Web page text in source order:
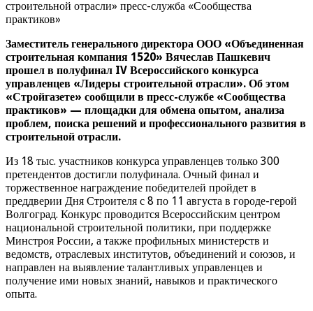
строительной отрасли» пресс-служба «Сообщества
практиков»
Заместитель генерального директора ООО «Объединенная
строительная компания 1520» Вячеслав Пашкевич
прошел в полуфинал IV Всероссийского конкурса
управленцев «Лидеры строительной отрасли». Об этом
«Стройгазете» сообщили в пресс-службе «Сообщества
практиков» — площадки для обмена опытом, анализа
проблем, поиска решений и профессионального развития в
строительной отрасли.
Из 18 тыс. участников конкурса управленцев только 300
претендентов достигли полуфинала. Очный финал и
торжественное награждение победителей пройдет в
преддверии Дня Строителя с 8 по 11 августа в городе-герой
Волгоград. Конкурс проводится Всероссийским центром
национальной строительной политики, при поддержке
Минстроя России, а также профильных министерств и
ведомств, отраслевых институтов, объединений и союзов, и
направлен на выявление талантливых управленцев и
получение ими новых знаний, навыков и практического
опыта.